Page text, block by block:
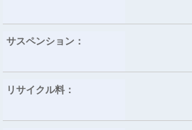
サスペンション：
リサイクル料：